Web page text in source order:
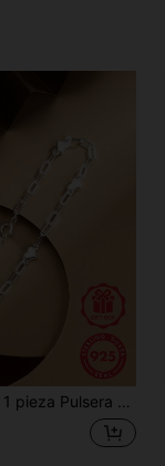
de nicho, regalo para mejor amiga, para ti misma, madre, accesorio de joyería para mujer, joyería de plata chapada en oro, regalo exquisito para uso diario